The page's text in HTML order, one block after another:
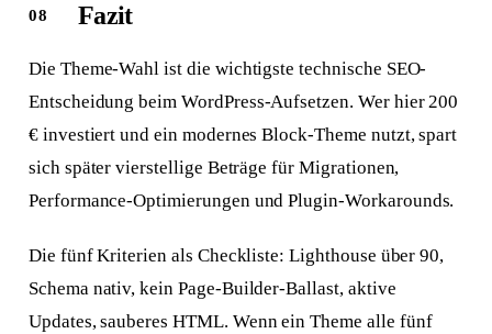
Fazit
Die Theme-Wahl ist die wichtigste technische SEO-
Entscheidung beim WordPress-Aufsetzen. Wer hier 200
€ investiert und ein modernes Block-Theme nutzt, spart
sich später vierstellige Beträge für Migrationen,
Performance-Optimierungen und Plugin-Workarounds.
Die fünf Kriterien als Checkliste: Lighthouse über 90,
Schema nativ, kein Page-Builder-Ballast, aktive
Updates, sauberes HTML. Wenn ein Theme alle fünf